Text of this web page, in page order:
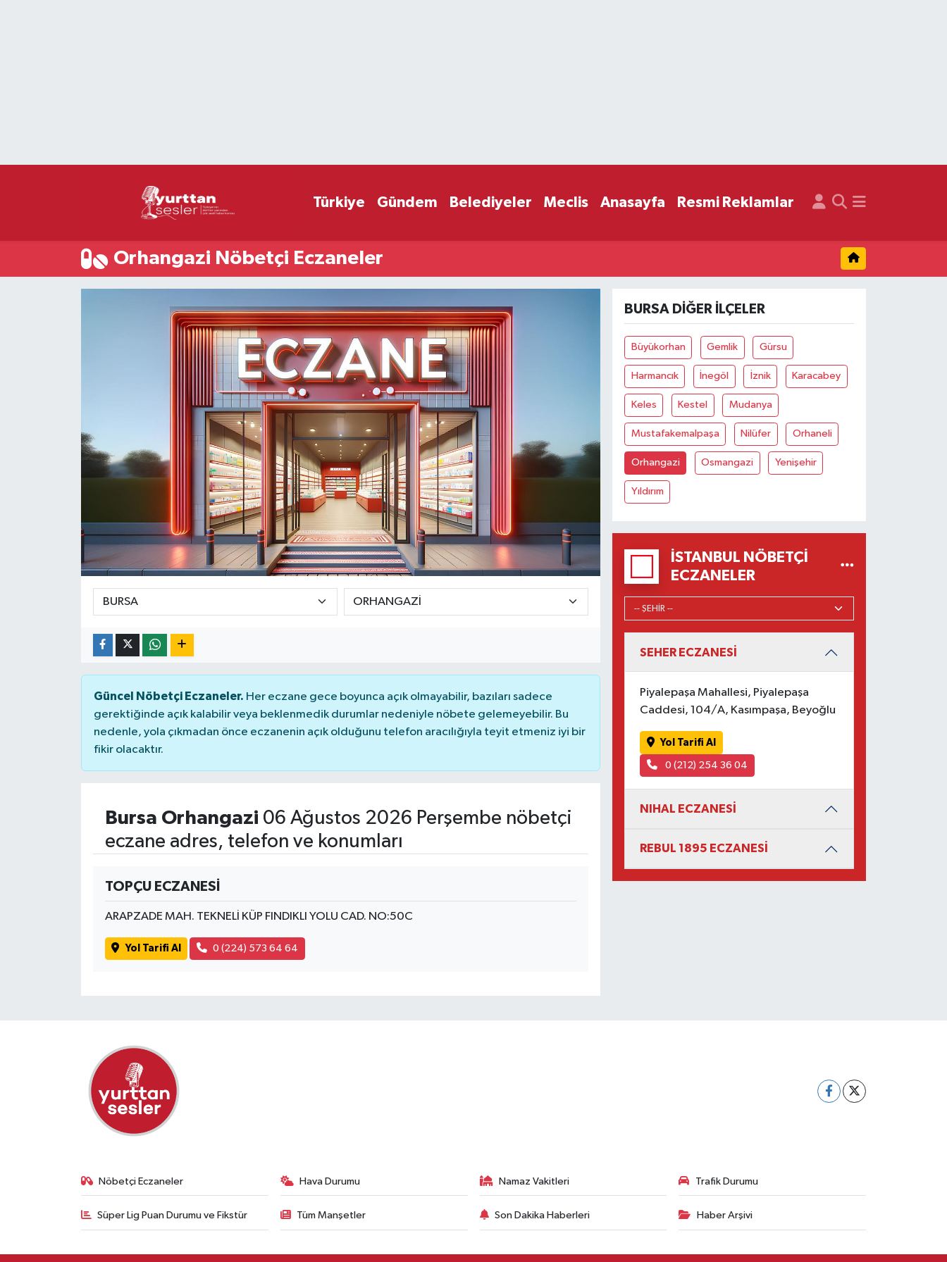
Türkiye Gündem Belediyeler Meclis Anasayfa Resmi Reklamlar
Orhangazi Nöbetçi Eczaneler
Güncel Nöbetçi Eczaneler. Her eczane gece boyunca açık olmayabilir, bazıları sadece
gerektiğinde açık kalabilir veya beklenmedik durumlar nedeniyle nöbete gelemeyebilir. Bu
nedenle, yola çıkmadan önce eczanenin açık olduğunu telefon aracılığıyla teyit etmeniz iyi bir
fikir olacaktır.
Bursa Orhangazi 06 Ağustos 2026 Perşembe nöbetçi
eczane adres, telefon ve konumları
TOPÇU ECZANESİ
ARAPZADE MAH. TEKNELİ KÜP FINDIKLI YOLU CAD. NO:50C
Yol Tarifi Al 0 (224) 573 64 64
BURSA DIĞER İLÇELER
Büyükorhan Gemlik Gürsu
Harmancık İnegöl İznik Karacabey
Keles Kestel Mudanya
Mustafakemalpaşa Nilüfer Orhaneli
Orhangazi Osmangazi Yenişehir
Yıldırım
İSTANBUL NÖBETÇI
ECZANELER
SEHER ECZANESİ
Piyalepaşa Mahallesi, Piyalepaşa
Caddesi, 104/A, Kasımpaşa, Beyoğlu
Yol Tarifi Al
0 (212) 254 36 04
NIHAL ECZANESİ
REBUL 1895 ECZANESİ
Nöbetçi Eczaneler Hava Durumu Namaz Vakitleri Trafik Durumu
Süper Lig Puan Durumu ve Fikstür Tüm Manşetler Son Dakika Haberleri Haber Arşivi
Süper Lig Puan Durumu ve Fikstür
Son Dakika Haberleri